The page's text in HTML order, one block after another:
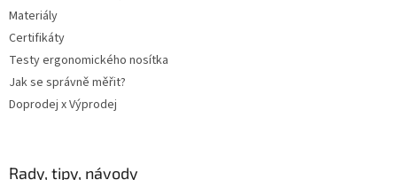
Materiály
Certifikáty
Testy ergonomického nosítka
Jak se správně měřit?
Doprodej x Výprodej
Rady, tipy, návody